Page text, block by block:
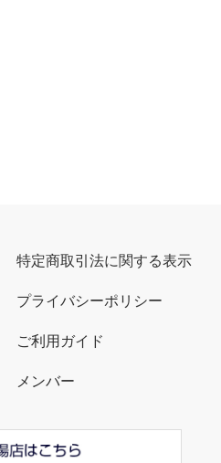
特定商取引法に関する表示
プライバシーポリシー
ご利用ガイド
メンバー